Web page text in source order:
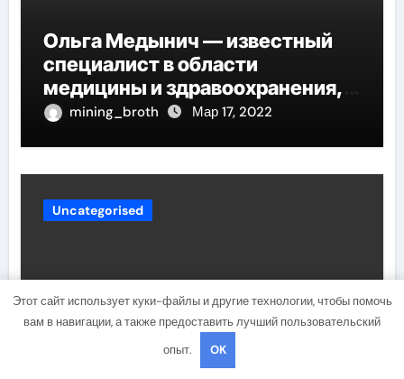
Ольга Медынич — известный
специалист в области
медицины и здравоохранения,
автор многочисленных научных
mining_broth Мар 17, 2022
Uncategorised
Этот сайт использует куки-файлы и другие технологии, чтобы помочь
вам в навигации, а также предоставить лучший пользовательский
опыт.
OK